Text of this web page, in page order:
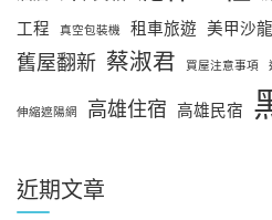
工程
真空包裝機 租車旅遊 美甲沙龍
舊屋翻新 蔡淑君 買屋注意事項
伸縮遮陽網 高雄住宿 高雄民宿
近期文章